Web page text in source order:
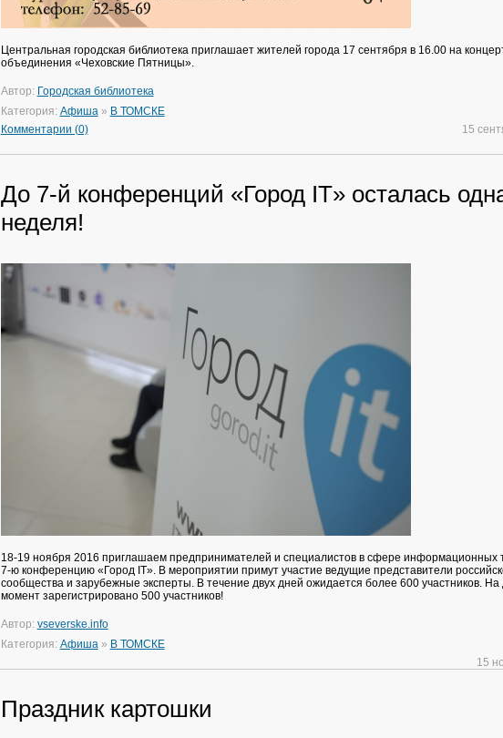
Центральная городская библиотека приглашает жителей города 17 сентября в 16.00 на
объединения «Чеховские Пятницы».
Автор: Городская библиотека
Категория: Афиша » В ТОМСКЕ
Комментарии (0)
15
До 7-й конференций «Город IT» осталась
неделя!
18-19 ноября 2016 приглашаем предпринимателей и специалистов в сфере информационных
7-ю конференцию «Город IT». В мероприятии примут участие ведущие представители
сообщества и зарубежные эксперты. В течение двух дней ожидается более 600 участников.
момент зарегистрировано 500 участников!
Автор: vseverske.info
Категория: Афиша » В ТОМСКЕ
15
Праздник картошки